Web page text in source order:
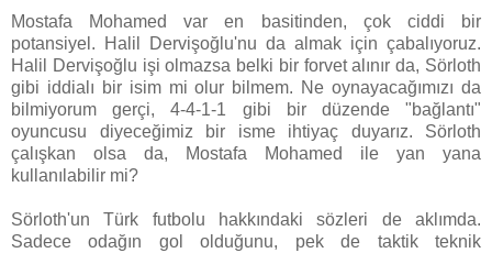
Mostafa Mohamed var en basitinden, çok ciddi bir
potansiyel. Halil Dervişoğlu'nu da almak için çabalıyoruz.
Halil Dervişoğlu işi olmazsa belki bir forvet alınır da, Sörloth
gibi iddialı bir isim mi olur bilmem. Ne oynayacağımızı da
bilmiyorum gerçi, 4-4-1-1 gibi bir düzende "bağlantı"
oyuncusu diyeceğimiz bir isme ihtiyaç duyarız. Sörloth
çalışkan olsa da, Mostafa Mohamed ile yan yana
kullanılabilir mi?
Sörloth'un Türk futbolu hakkındaki sözleri de aklımda.
Sadece odağın gol olduğunu, pek de taktik teknik